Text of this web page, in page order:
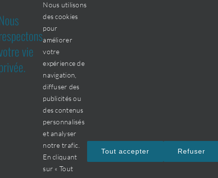
NOUS JOINDRE
2405, boul. Édouard-Michelin
Terrebonne (Québec)
J6Y 4P2
Téléphone :
450 477-8740
Télécopieur :
450 477-8749
vie
Nous utilisons
des cookies
pour
améliorer
votre
expérience de
navigation,
diffuser des
publicités ou
des contenus
personnalisés
et analyser
notre trafic.
En cliquant
sur « Tout
Tout accepter Refuser